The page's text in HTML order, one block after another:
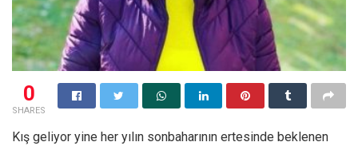
0
SHARES
Kış geliyor yine her yılın sonbaharının ertesinde beklenen